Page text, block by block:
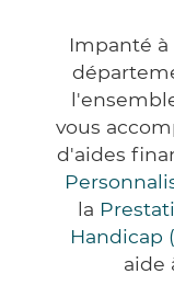
Impanté à
vous
d'aides
la
Handicap
aide